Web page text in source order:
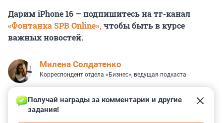
Дарим iPhone 16 — подпишитесь на тг-канал
«Фонтанка SPB Online»,чтобы быть в курсе
важных новостей.
Милена Солдатенко
Корреспондент отдела «Бизнес», ведущая подкаста
Получай награды за комментарии и другие
задания!